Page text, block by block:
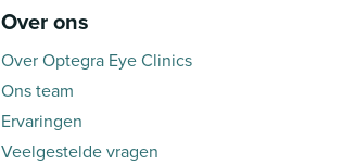
Over ons
Over Optegra Eye Clinics
Ons team
Ervaringen
Veelgestelde vragen